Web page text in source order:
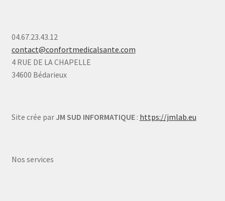
04.67.23.43.12
contact@confortmedicalsante.com
4 RUE DE LA CHAPELLE
34600 Bédarieux
Site crée par JM SUD INFORMATIQUE: https://jmlab.eu
Nos services